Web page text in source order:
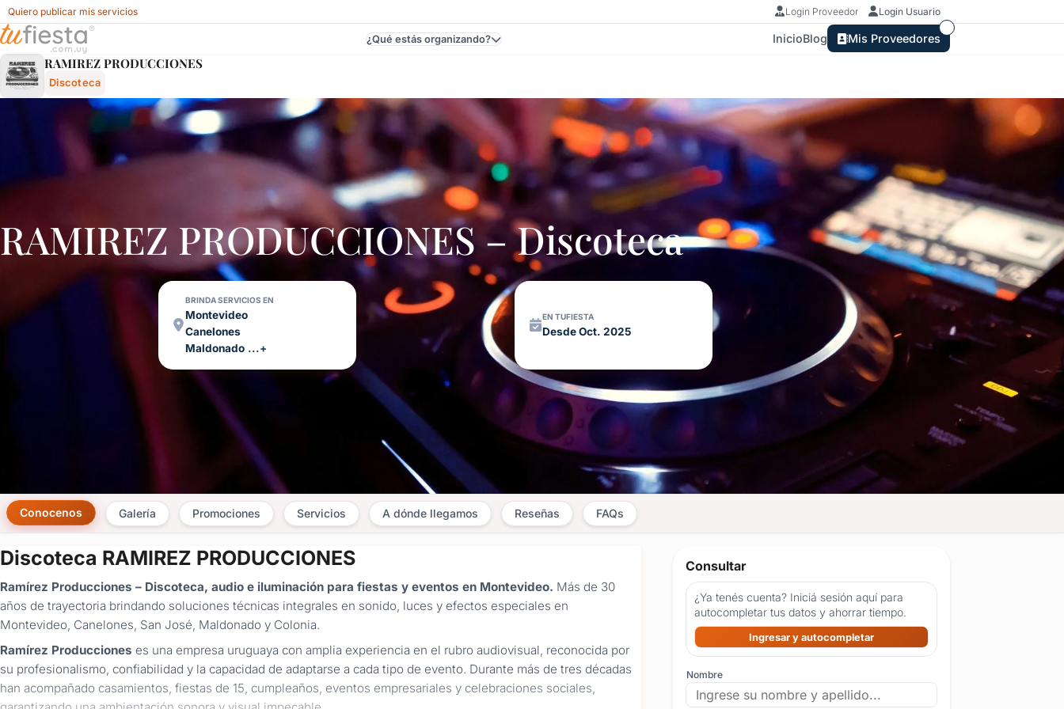
Quiero publicar mis servicios Login Proveedor Login Usuario
Ramirez Producciones - Discoteca Para Fiestas Y Eventos En Uruguay
¿Qué estás organizando? InicioBlog Mis Proveedores
RAMIREZ PRODUCCIONES
Discoteca
RAMIREZ PRODUCCIONES – Discoteca
BRINDA SERVICIOS EN
Montevideo
Canelones
Maldonado ...+
EN TUFIESTA
Desde Oct. 2025
Conocenos Galería Promociones Servicios A dónde llegamos Reseñas FAQs
Discoteca RAMIREZ PRODUCCIONES
Ramírez Producciones – Discoteca, audio e iluminación para fiestas y eventos en Montevideo. Más de 30
años de trayectoria brindando soluciones técnicas integrales en sonido, luces y efectos especiales en
Montevideo, Canelones, San José, Maldonado y Colonia.
Ramírez Producciones es una empresa uruguaya con amplia experiencia en el rubro audiovisual, reconocida por
su profesionalismo, confiabilidad y la capacidad de adaptarse a cada tipo de evento. Durante más de tres décadas
han acompañado casamientos, fiestas de 15, cumpleaños, eventos empresariales y celebraciones sociales,
Consultar
¿Ya tenés cuenta? Iniciá sesión aquí para
autocompletar tus datos y ahorrar tiempo.
Ingresar y autocompletar
Nombre